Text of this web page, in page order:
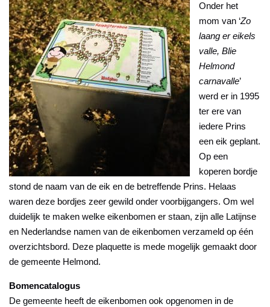
Onder het
mom van ‘Zo
laang er eikels
valle, Blie
Helmond
carnavalle’
werd er in 1995
ter ere van
iedere Prins
een eik geplant.
Op een
koperen bordje
stond de naam van de eik en de betreffende Prins. Helaas
waren deze bordjes zeer gewild onder voorbijgangers. Om wel
duidelijk te maken welke eikenbomen er staan, zijn alle Latijnse
en Nederlandse namen van de eikenbomen verzameld op één
overzichtsbord. Deze plaquette is mede mogelijk gemaakt door
de gemeente Helmond.
Bomencatalogus
De gemeente heeft de eikenbomen ook opgenomen in de